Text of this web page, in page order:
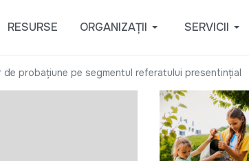
RESURSE ORGANIZAȚII SERVICII
probațiune pe segmentul referatului presentințial